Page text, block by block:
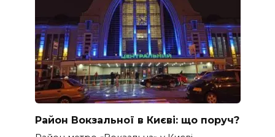
Район Вокзальної в Києві: що поруч?